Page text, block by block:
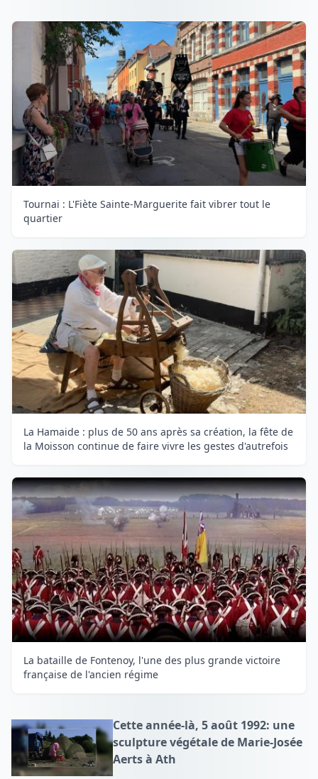
Tournai : L'Fiète Sainte-Marguerite fait vibrer tout le
quartier
La Hamaide : plus de 50 ans après sa création, la fête de
la Moisson continue de faire vivre les gestes d'autrefois
La bataille de Fontenoy, l'une des plus grande victoire
française de l'ancien régime
Cette année-là, 5 août 1992: une
sculpture végétale de Marie-Josée
Aerts à Ath